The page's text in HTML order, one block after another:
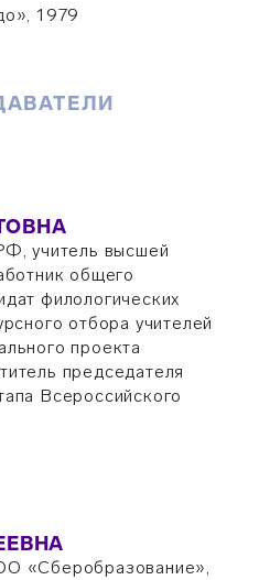
1979
учитель высшей
общего
филологических
отбора учителей
проекта
председателя
Всероссийского
«Сберобразование»,